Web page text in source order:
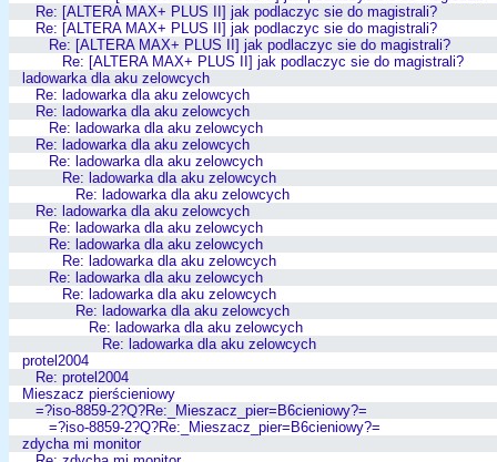
Re: [ALTERA MAX+ PLUS II] jak podlaczyc sie do magistrali?
Re: [ALTERA MAX+ PLUS II] jak podlaczyc sie do magistrali?
Re: [ALTERA MAX+ PLUS II] jak podlaczyc sie do magistrali?
Re: [ALTERA MAX+ PLUS II] jak podlaczyc sie do magistrali?
ladowarka dla aku zelowcych
Re: ladowarka dla aku zelowcych
Re: ladowarka dla aku zelowcych
Re: ladowarka dla aku zelowcych
Re: ladowarka dla aku zelowcych
Re: ladowarka dla aku zelowcych
Re: ladowarka dla aku zelowcych
Re: ladowarka dla aku zelowcych
Re: ladowarka dla aku zelowcych
Re: ladowarka dla aku zelowcych
Re: ladowarka dla aku zelowcych
Re: ladowarka dla aku zelowcych
Re: ladowarka dla aku zelowcych
Re: ladowarka dla aku zelowcych
Re: ladowarka dla aku zelowcych
Re: ladowarka dla aku zelowcych
Re: ladowarka dla aku zelowcych
protel2004
Re: protel2004
Mieszacz pierścieniowy
=?iso-8859-2?Q?Re:_Mieszacz_pier=B6cieniowy?=
=?iso-8859-2?Q?Re:_Mieszacz_pier=B6cieniowy?=
zdycha mi monitor